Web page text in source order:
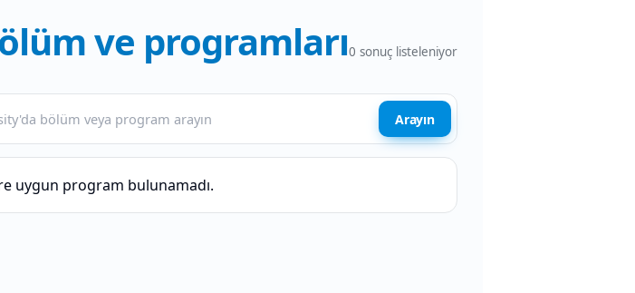
ve programları0 sonuç listeleniyor
Arayın
uygun program bulunamadı.